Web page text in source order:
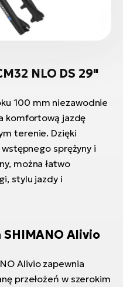
NLO DS 29"
100 mm niezawodnie
komfortową jazdę
terenie. Dzięki
sprężyny i
można łatwo
stylu jazdy i
Alivio
Alivio zapewnia
przełożeń w szerokim